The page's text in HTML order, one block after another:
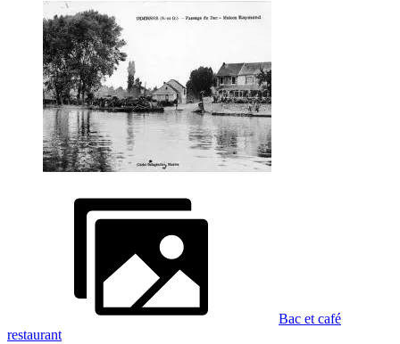
Bac et café
restaurant